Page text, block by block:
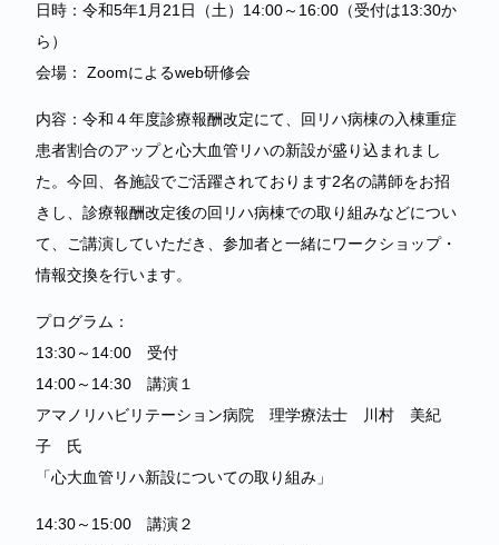
日時：令和5年1月21日（土）14:00～16:00（受付は13:30か
ら）
会場： Zoomによるweb研修会
内容：令和４年度診療報酬改定にて、回リハ病棟の入棟重症
患者割合のアップと心大血管リハの新設が盛り込まれまし
た。今回、各施設でご活躍されております2名の講師をお招
きし、診療報酬改定後の回リハ病棟での取り組みなどについ
て、ご講演していただき、参加者と一緒にワークショップ・
情報交換を行います。
プログラム：
13:30～14:00 受付
14:00～14:30 講演１
アマノリハビリテーション病院 理学療法士 川村 美紀
子 氏
「心大血管リハ新設についての取り組み」
14:30～15:00 講演２